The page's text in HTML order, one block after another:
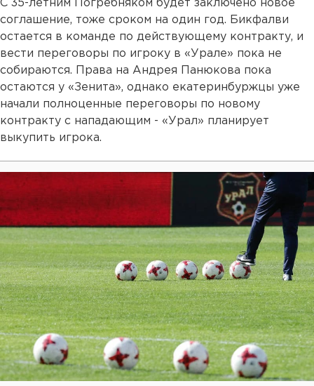
С 35-летним Погребняком будет заключено новое
соглашение, тоже сроком на один год. Бикфалви
остается в команде по действующему контракту, и
вести переговоры по игроку в «Урале» пока не
собираются. Права на Андрея Панюкова пока
остаются у «Зенита», однако екатеринбуржцы уже
начали полноценные переговоры по новому
контракту с нападающим - «Урал» планирует
выкупить игрока.